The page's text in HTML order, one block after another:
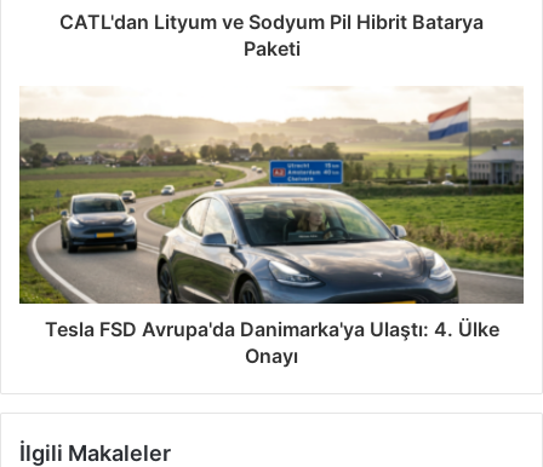
CATL'dan Lityum ve Sodyum Pil Hibrit Batarya
Paketi
Tesla FSD Avrupa'da Danimarka'ya Ulaştı: 4. Ülke
Onayı
İlgili Makaleler